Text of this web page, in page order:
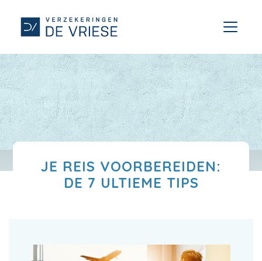
JE REIS VOORBEREIDEN:
DE 7 ULTIEME TIPS